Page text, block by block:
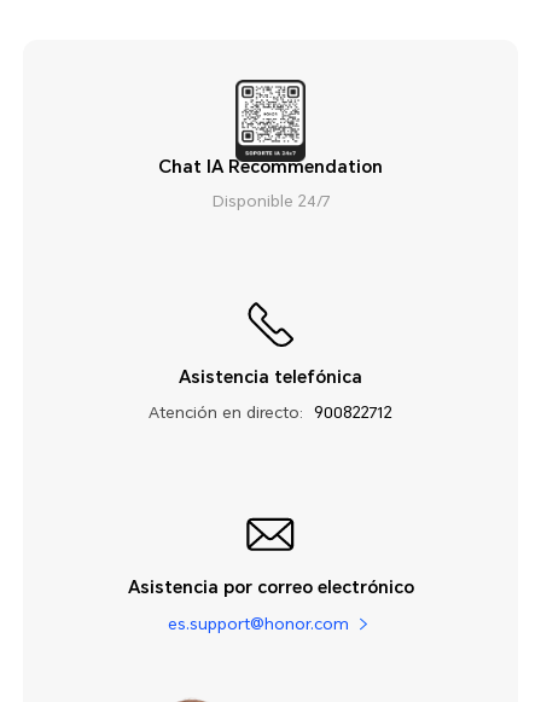
Chat IA Recommendation
Disponible 24/7
Asistencia telefónica
Atención en directo: 900822712
Asistencia por correo electrónico
es.support@honor.com